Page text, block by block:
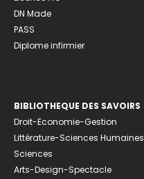
DN Made
PASS
Diplome infirmier
BIBLIOTHEQUE DES SAVOIRS
Droit-Economie-Gestion
Littérature-Sciences Humaines
Sciences
Arts-Design-Spectacle